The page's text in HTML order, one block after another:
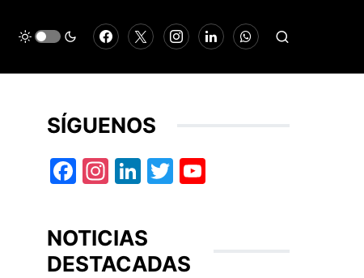
SÍGUENOS
Facebook
Instagram
LinkedIn
Twitter
NOTICIAS
DESTACADAS